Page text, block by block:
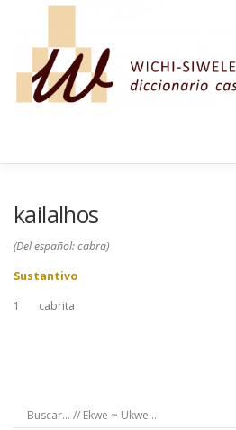
Saltar al contenido
kailalhos
(Del español: cabra)
Sustantivo
1
cabrita